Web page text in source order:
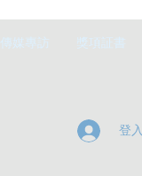
傳媒專訪 獎項証書
登入